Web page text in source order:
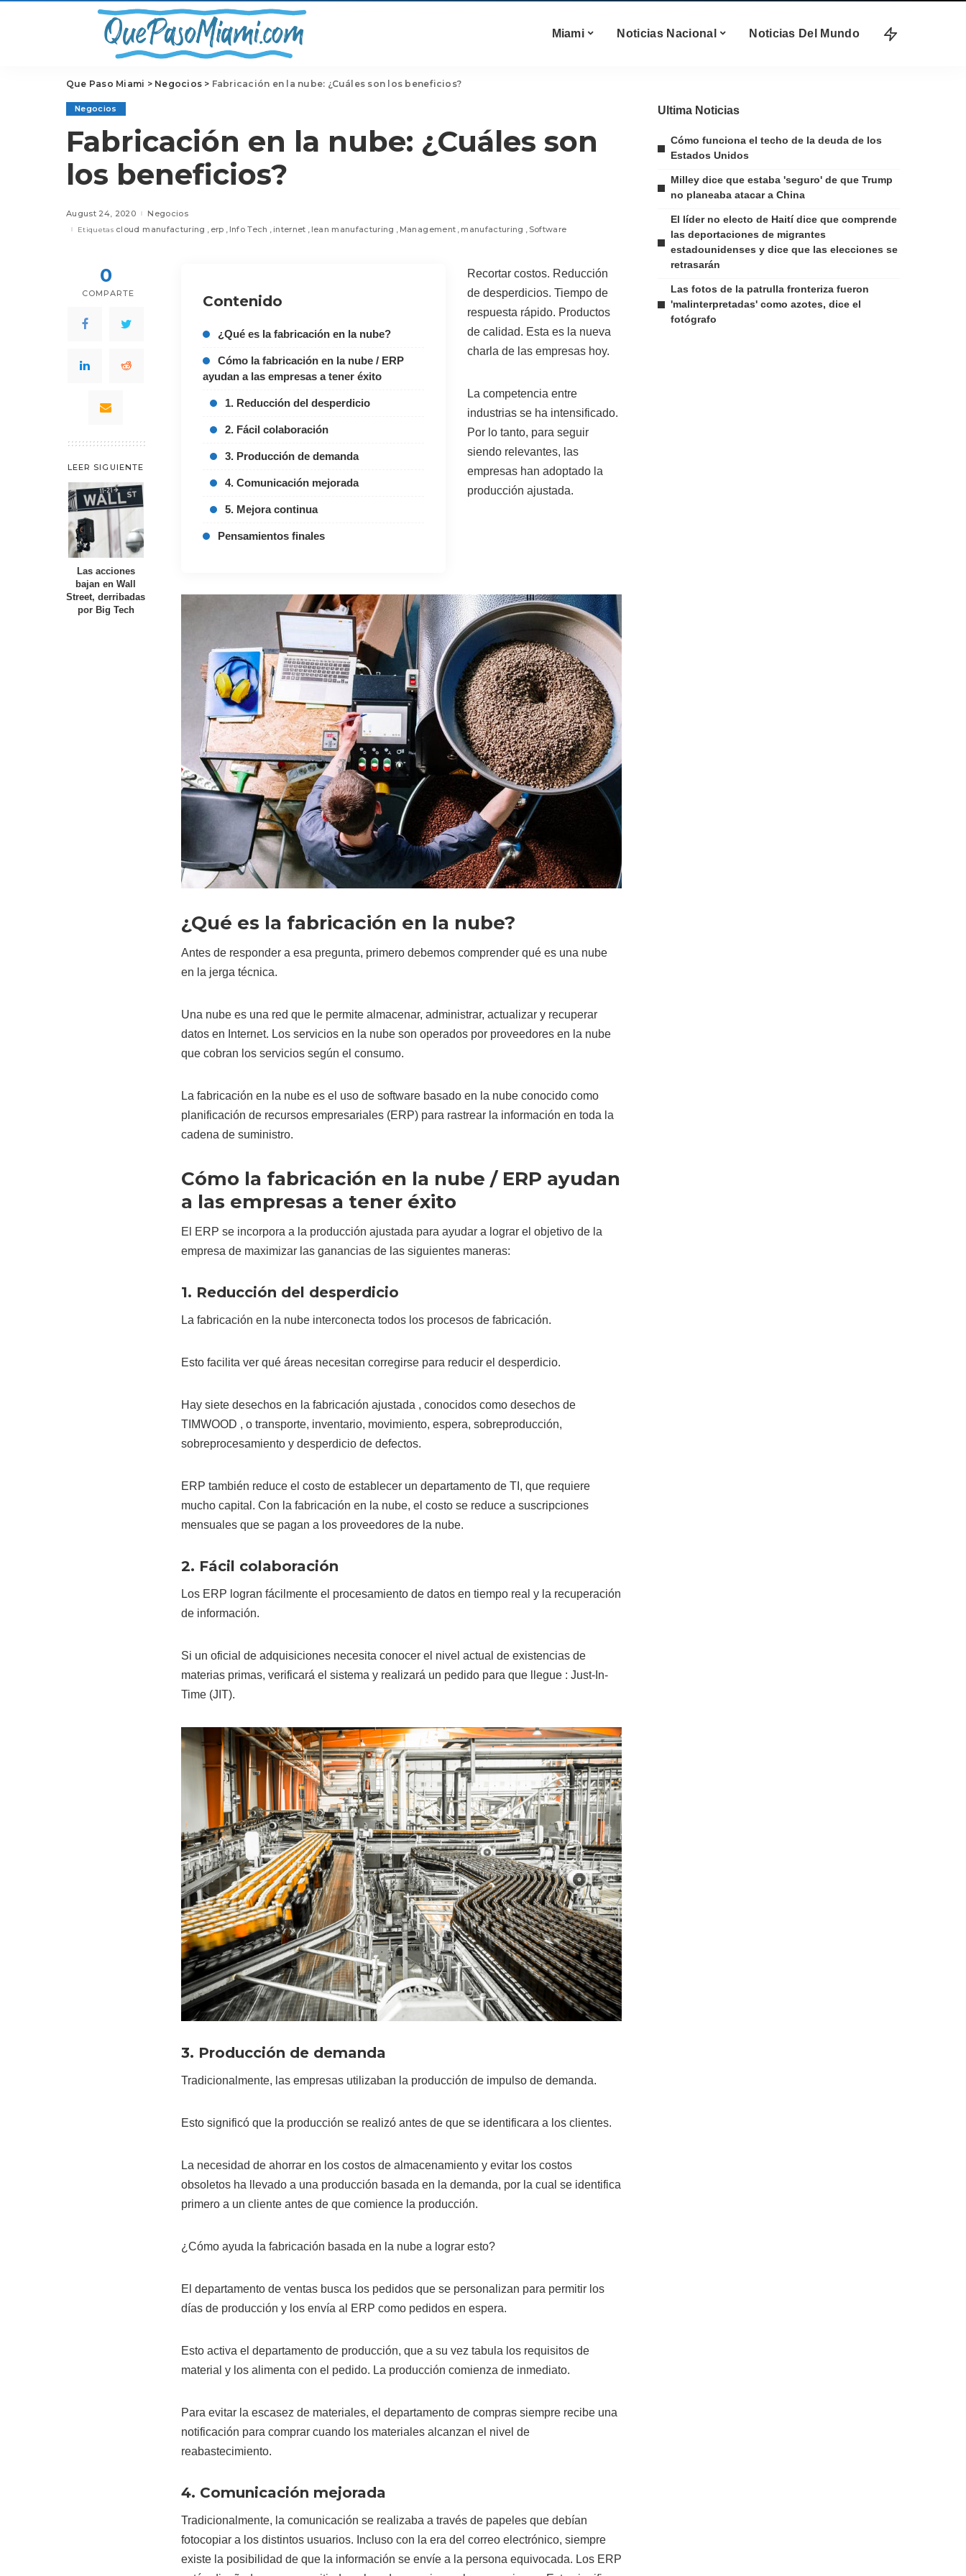
Miami Noticias Nacional Noticias Del Mundo
Que Paso Miami > Negocios > Fabricación en la nube: ¿Cuáles son los beneficios?
Negocios
Fabricación en la nube: ¿Cuáles son
los beneficios?
August 24, 2020 Negocios
Etiquetas cloud manufacturing erp Info Tech internet lean manufacturing Management manufacturing Software
0
COMPARTE
LEER SIGUIENTE
Las acciones
bajan en Wall
Street, derribadas
por Big Tech
Contenido
¿Qué es la fabricación en la nube?
Cómo la fabricación en la nube / ERP
ayudan a las empresas a tener éxito
1. Reducción del desperdicio
2. Fácil colaboración
3. Producción de demanda
4. Comunicación mejorada
5. Mejora continua
Pensamientos finales
Recortar costos. Reducción
de desperdicios. Tiempo de
respuesta rápido. Productos
de calidad. Esta es la nueva
charla de las empresas hoy.
La competencia entre
industrias se ha intensificado.
Por lo tanto, para seguir
siendo relevantes, las
empresas han adoptado la
producción ajustada.
¿Qué es la fabricación en la nube?
Antes de responder a esa pregunta, primero debemos comprender qué es una nube
en la jerga técnica.
Una nube es una red que le permite almacenar, administrar, actualizar y recuperar
datos en Internet. Los servicios en la nube son operados por proveedores en la nube
que cobran los servicios según el consumo.
La fabricación en la nube es el uso de software basado en la nube conocido como
planificación de recursos empresariales (ERP) para rastrear la información en toda la
cadena de suministro.
Cómo la fabricación en la nube / ERP ayudan
a las empresas a tener éxito
El ERP se incorpora a la producción ajustada para ayudar a lograr el objetivo de la
empresa de maximizar las ganancias de las siguientes maneras:
1. Reducción del desperdicio
La fabricación en la nube interconecta todos los procesos de fabricación.
Esto facilita ver qué áreas necesitan corregirse para reducir el desperdicio.
Hay siete desechos en la fabricación ajustada , conocidos como desechos de
TIMWOOD , o transporte, inventario, movimiento, espera, sobreproducción,
sobreprocesamiento y desperdicio de defectos.
ERP también reduce el costo de establecer un departamento de TI, que requiere
mucho capital. Con la fabricación en la nube, el costo se reduce a suscripciones
mensuales que se pagan a los proveedores de la nube.
2. Fácil colaboración
Los ERP logran fácilmente el procesamiento de datos en tiempo real y la recuperación
de información.
Si un oficial de adquisiciones necesita conocer el nivel actual de existencias de
materias primas, verificará el sistema y realizará un pedido para que llegue : Just-In-
Time (JIT).
3. Producción de demanda
Tradicionalmente, las empresas utilizaban la producción de impulso de demanda.
Esto significó que la producción se realizó antes de que se identificara a los clientes.
La necesidad de ahorrar en los costos de almacenamiento y evitar los costos
obsoletos ha llevado a una producción basada en la demanda, por la cual se identifica
primero a un cliente antes de que comience la producción.
¿Cómo ayuda la fabricación basada en la nube a lograr esto?
El departamento de ventas busca los pedidos que se personalizan para permitir los
días de producción y los envía al ERP como pedidos en espera.
Esto activa el departamento de producción, que a su vez tabula los requisitos de
material y los alimenta con el pedido. La producción comienza de inmediato.
Para evitar la escasez de materiales, el departamento de compras siempre recibe una
notificación para comprar cuando los materiales alcanzan el nivel de
reabastecimiento.
4. Comunicación mejorada
Tradicionalmente, la comunicación se realizaba a través de papeles que debían
fotocopiar a los distintos usuarios. Incluso con la era del correo electrónico, siempre
existe la posibilidad de que la información se envíe a la persona equivocada. Los ERP
Ultima Noticias
Cómo funciona el techo de la deuda de los
Estados Unidos
Milley dice que estaba 'seguro' de que Trump
no planeaba atacar a China
El líder no electo de Haití dice que comprende
las deportaciones de migrantes
estadounidenses y dice que las elecciones se
retrasarán
Las fotos de la patrulla fronteriza fueron
'malinterpretadas' como azotes, dice el
fotógrafo